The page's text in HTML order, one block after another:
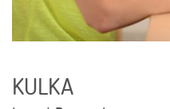
KULKA